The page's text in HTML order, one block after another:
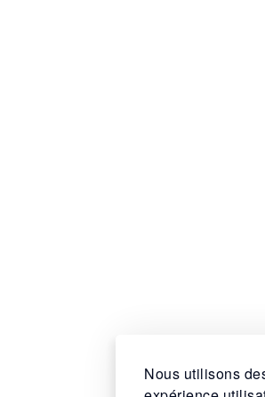
Nous utilisons